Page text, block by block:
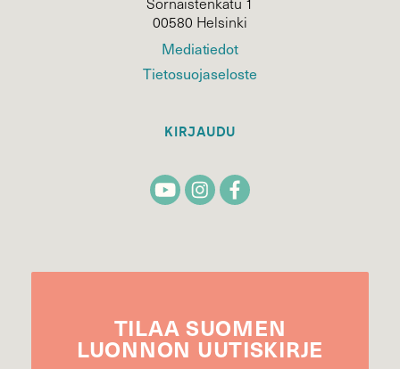
00580 Helsinki
Mediatiedot
Tietosuojaseloste
KIRJAUDU
TILAA SUOMEN
LUONNON UUTIS­KIRJE